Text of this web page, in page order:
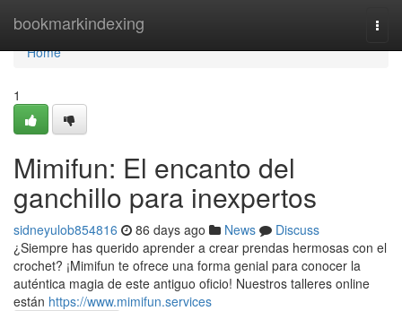
bookmarkindexing
Home
Home
1
Mimifun: El encanto del
ganchillo para inexpertos
sidneyulob854816 86 days ago News
Discuss
¿Siempre has querido aprender a crear prendas hermosas con el
crochet? ¡Mimifun te ofrece una forma genial para conocer la
auténtica magia de este antiguo oficio! Nuestros talleres online
están https://www.mimifun.services